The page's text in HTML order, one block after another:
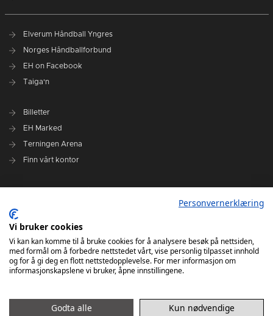
Elverum Håndball Yngres
Norges Håndballforbund
EH on Facebook
Taiga'n
Billetter
EH Marked
Terningen Arena
Finn vårt kontor
Administrasjonen i Elverum Håndball
Styre og utvalg
VARSLINGSRUTINER FOR ELVERUM HÅNDBALL
Personvernerklæring
Vi bruker cookies
Vi kan kan komme til å bruke cookies for å analysere besøk på nettsiden,
med formål om å forbedre nettstedet vårt, vise personlig tilpasset innhold
og for å gi deg en flott nettstedopplevelse. For mer informasjon om
informasjonskapslene vi bruker, åpne innstillingene.
Godta alle Kun nødvendige